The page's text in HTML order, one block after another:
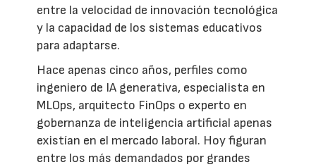
entre la velocidad de innovación tecnológica
y la capacidad de los sistemas educativos
para adaptarse.
Hace apenas cinco años, perfiles como
ingeniero de IA generativa, especialista en
MLOps, arquitecto FinOps o experto en
gobernanza de inteligencia artificial apenas
existían en el mercado laboral. Hoy figuran
entre los más demandados por grandes